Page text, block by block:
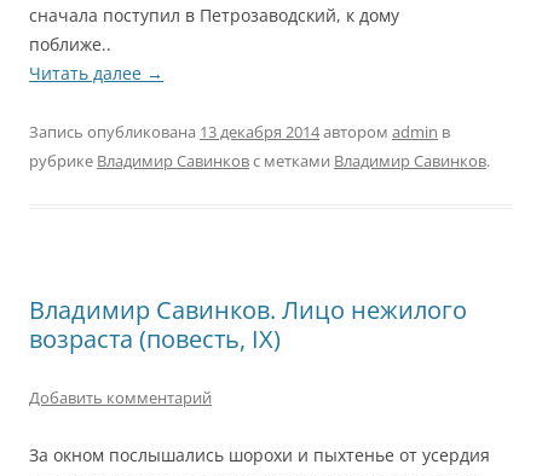
сначала поступил в Петрозаводский, к дому
поближе..
Читать далее →
Запись опубликована 13 декабря 2014автором admin в
рубрике Владимир Савинковс метками Владимир Савинков.
Владимир Савинков. Лицо нежилого
возраста (повесть, IX)
Добавить комментарий
За окном послышались шорохи и пыхтенье от усердия